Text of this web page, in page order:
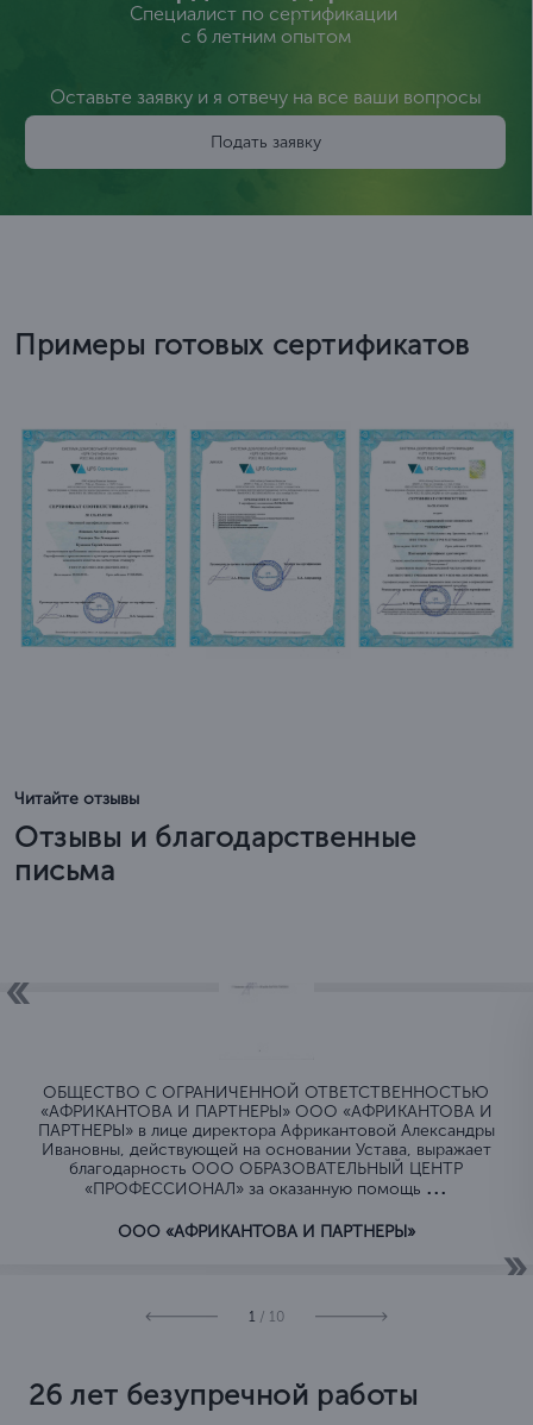
Специалист по сертификации
с 6 летним опытом
Оставьте заявку и я отвечу на все ваши вопросы
Подать заявку
Примеры готовых сертификатов
Читайте отзывы
Отзывы и благодарственные
письма
ОБЩЕСТВО C ОГРАНИЧЕННОЙ ОТВЕТСТВЕННОСТЬЮ
«АФРИКАНТОВА И ПАРТНЕРЫ» ООО «АФРИКАНТОВА И
ПАРТНЕРЫ» в лице директора Африкантовой Александры
Ивановны, действующей на основании Устава, выражает
благодарность ООО ОБРАЗОВАТЕЛЬНЫЙ ЦЕНТР
«ПРОФЕССИОНАЛ» за оказанную помощь ...
ООО «АФРИКАНТОВА И ПАРТНЕРЫ»
1 / 10
26 лет безупречной работы